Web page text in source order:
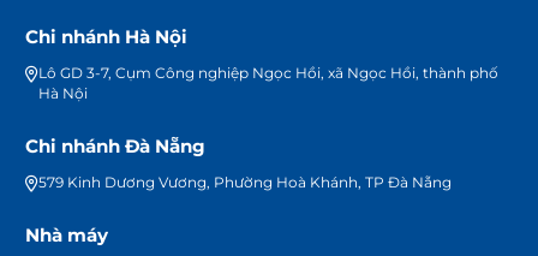
Chi nhánh Hà Nội
Lô GD 3-7, Cụm Công nghiệp Ngọc Hồi, xã Ngọc Hồi, thành phố
Hà Nội
Chi nhánh Đà Nẵng
579 Kinh Dương Vương, Phường Hoà Khánh, TP Đà Nẵng
Nhà máy